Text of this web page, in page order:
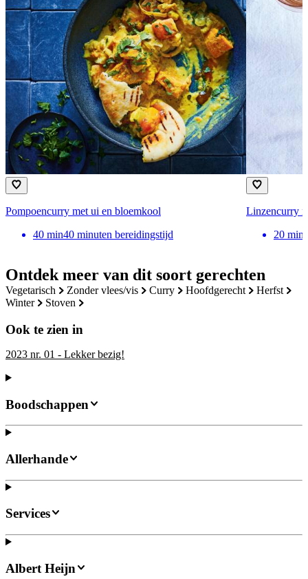
Ontdek meer van dit soort gerechten
vegetarisch zonder vlees/vis curry hoofdgerecht
herfst
winter
stoven
Ook te zien in
2023 nr. 01 - Lekker bezig!
Pompoencurry met ui en bloemkool
40 min40 minuten bereidingstijd
Linzencurry
20 min
Boodschappen
Allerhande
Services
Albert Heijn